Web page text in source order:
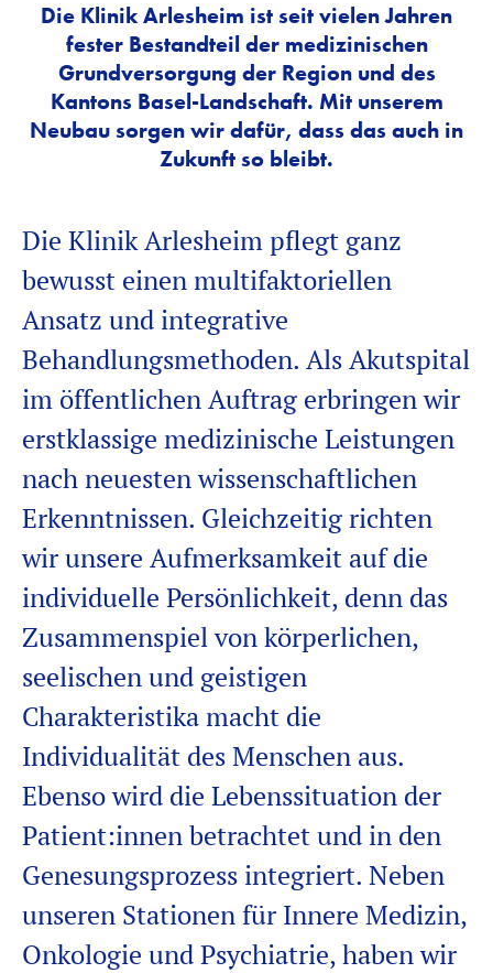
Die Klinik Arlesheim ist seit vielen Jahren
fester Bestandteil der medizinischen
Grundversorgung der Region und des
Kantons Basel-Landschaft. Mit unserem
Neubau sorgen wir dafür, dass das auch in
Zukunft so bleibt.
Die Klinik Arlesheimpflegt ganz
bewusst einenmultifaktoriellen
Ansatz und integrative
Behandlungsmethoden. Als Akutspital
im öffentlichen Auftrag erbringen wir
erstklassige medizinische Leistungen
nach neuesten wissenschaftlichen
Erkenntnissen. Gleichzeitig richten
wir unsere Aufmerksamkeit auf die
individuelle Persönlichkeit, denn das
Zusammenspiel von körperlichen,
seelischen und geistigen
Charakteristika macht die
Individualität des Menschen aus.
Ebenso wird die Lebenssituation der
Patient:innenbetrachtetund in den
Genesungsprozess integriert. Neben
unseren Stationen für Innere Medizin,
Onkologie und Psychiatrie,haben wir